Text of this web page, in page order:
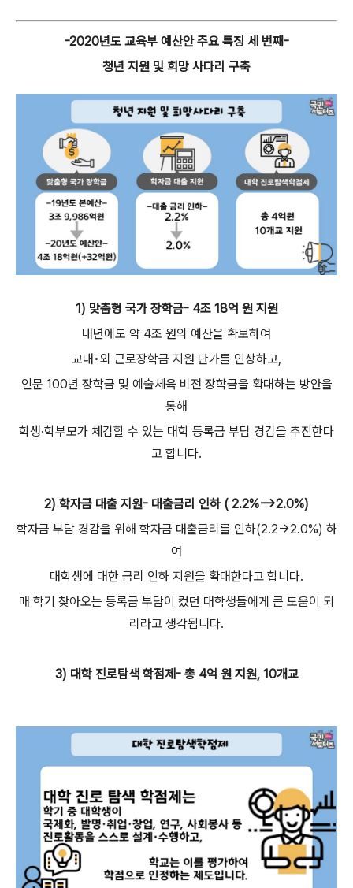
-2020년도 교육부 예산안 주요 특징 세 번째-
청년 지원 및 희망 사다리 구축
1) 맞춤형 국가 장학금- 4조 18억 원 지원
내년에도 약 4조 원의 예산을 확보하여
교내•외 근로장학금 지원 단가를 인상하고,
인문 100년 장학금 및 예술체육 비전 장학금을 확대하는 방안을
통해
학생·학부모가 체감할 수 있는 대학 등록금 부담 경감을 추진한다
고 합니다.
2) 학자금 대출 지원- 대출금리 인하 ( 2.2%-->2.0%)
학자금 부담 경감을 위해 학자금 대출금리를 인하(2.2→2.0%) 하
여
대학생에 대한 금리 인하 지원을 확대한다고 합니다.
매 학기 찾아오는 등록금 부담이 컸던 대학생들에게 큰 도움이 되
리라고 생각됩니다.
3) 대학 진로탐색 학점제- 총 4억 원 지원, 10개교